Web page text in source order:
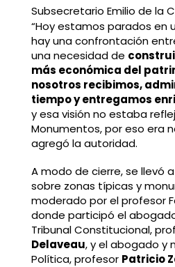
Subsecretario Emilio de la
“Hoy estamos parados en
hay una confrontación
una necesidad de
más económica del
nosotros recibimos,
tiempo y entregamos
y esa visión no estaba
Monumentos, por eso era
agregó la autoridad.
A modo de cierre, se llevó
sobre zonas típicas y
moderado por el profesor
donde participó el
Tribunal Constitucional,
Delaveau, y el abogado y
Política, profesor Patricio